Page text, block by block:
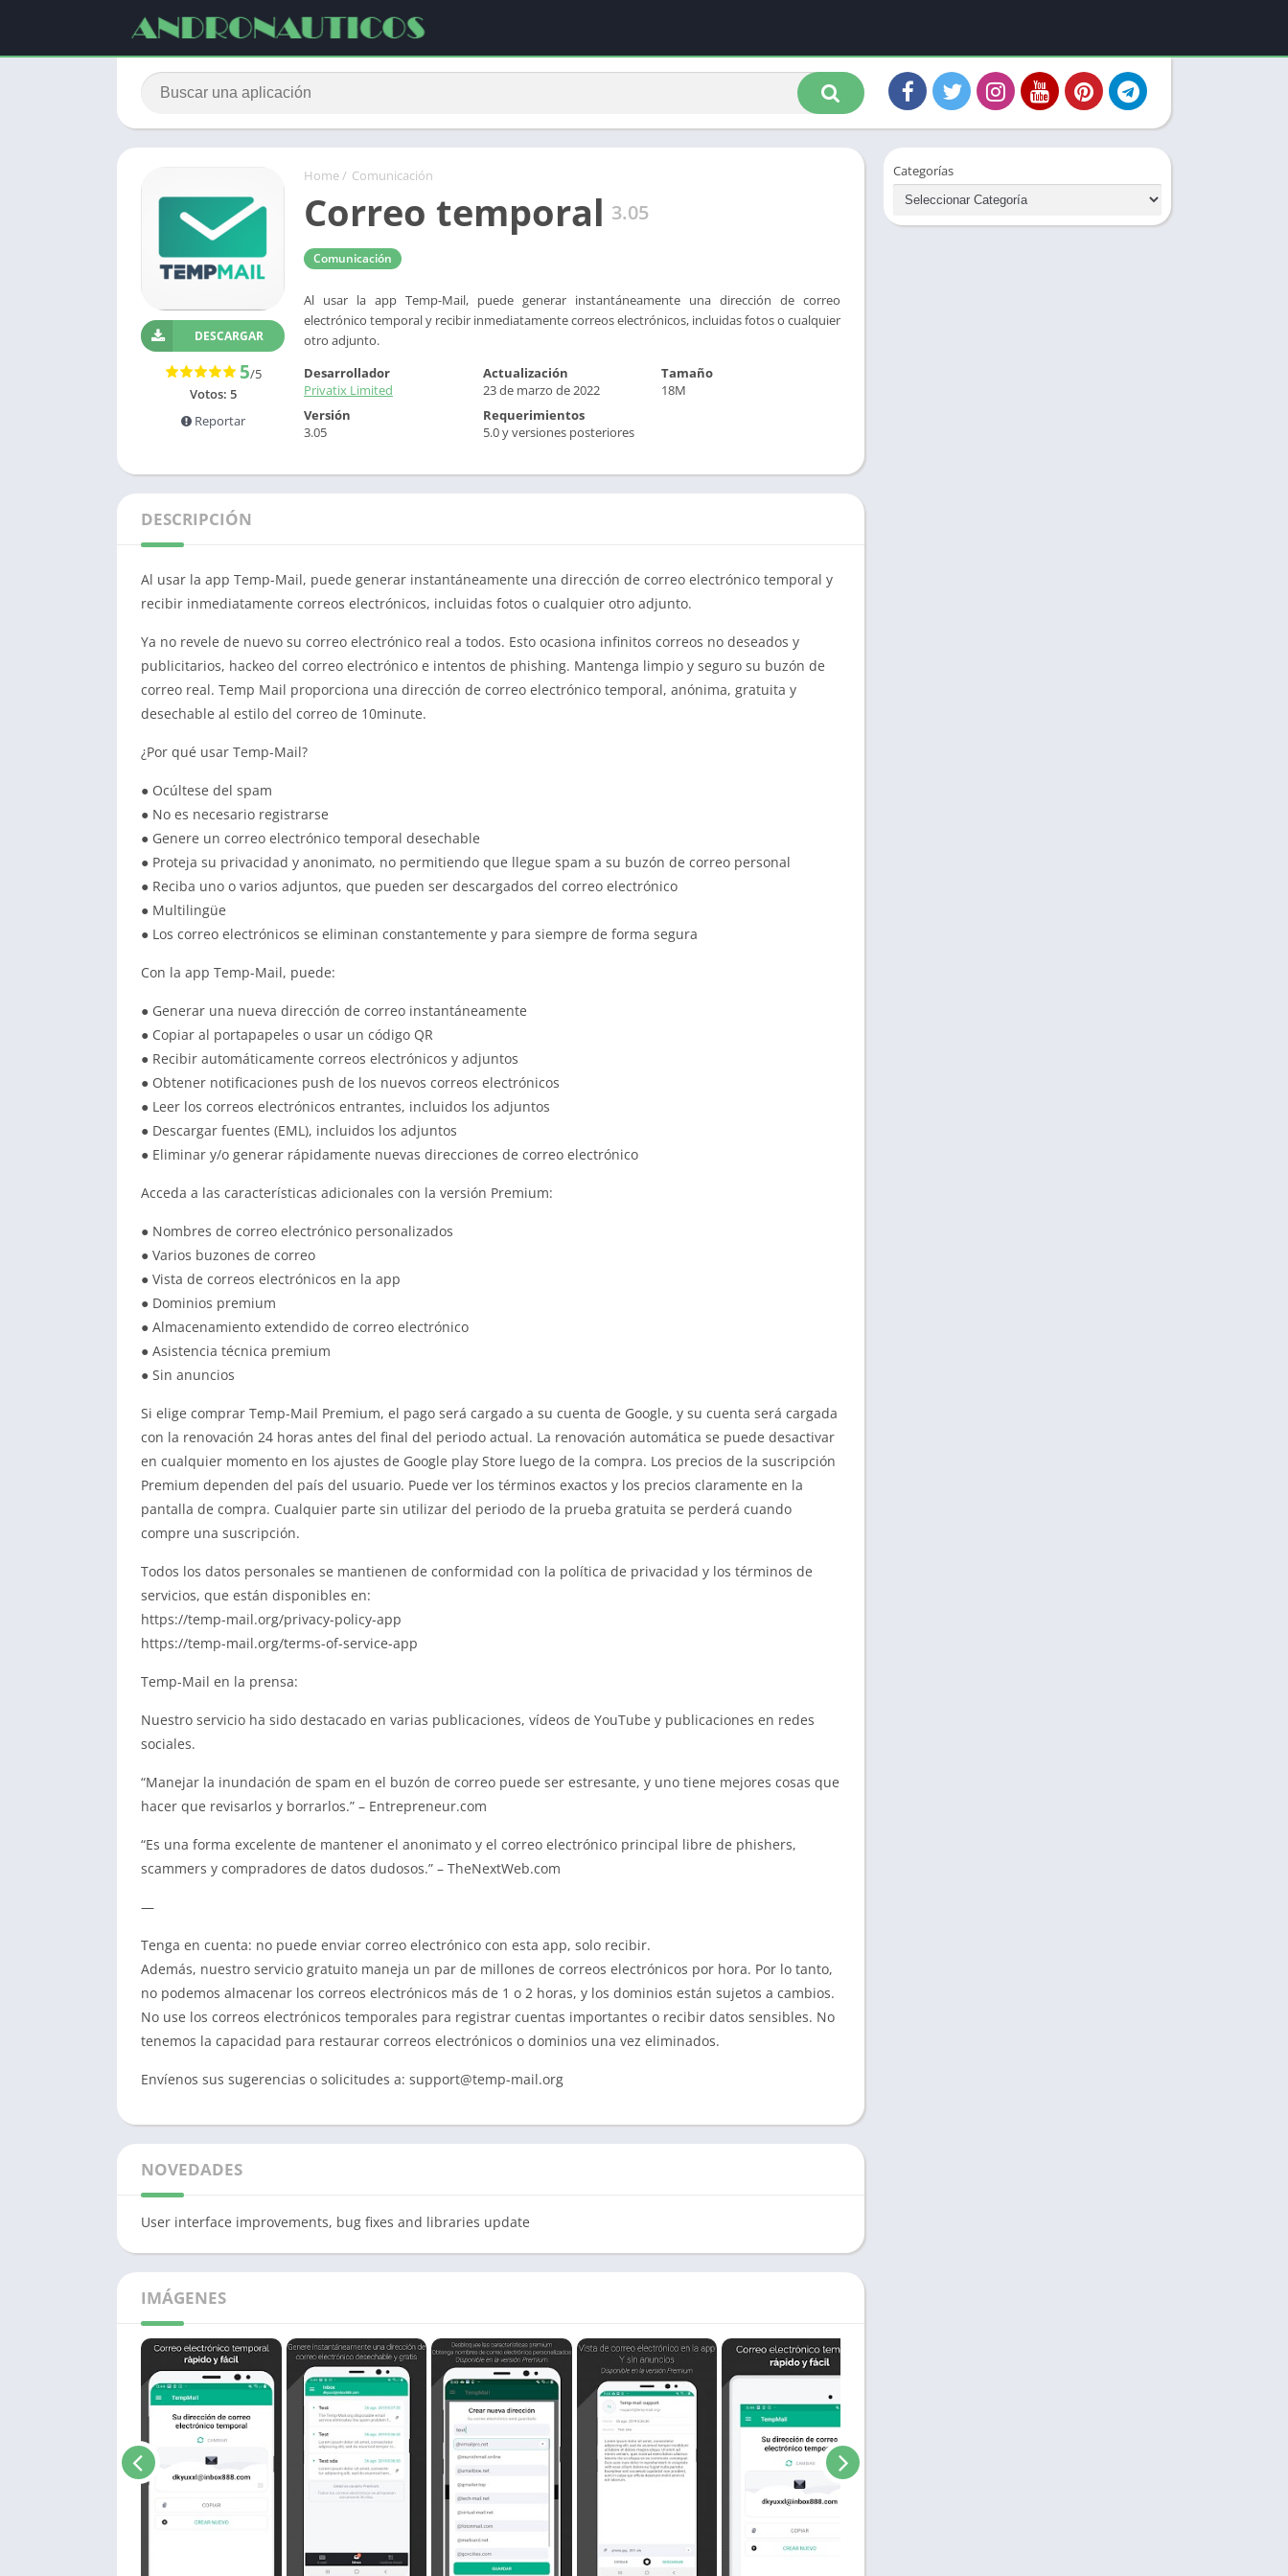
Home/ Comunicación
Correo temporal 3.05
Comunicación
Al usar la app Temp-Mail, puede generar instantáneamente una dirección de correo
electrónico temporal y recibir inmediatamente correos electrónicos, incluidas fotos o cualquier
otro adjunto.
DESCARGAR
5/5
Votos: 5
Reportar
Desarrollador
Privatix Limited
Actualización
23 de marzo de 2022
Tamaño
18M
Versión
3.05
Requerimientos
5.0 y versiones posteriores
DESCRIPCIÓN
Al usar la app Temp-Mail, puede generar instantáneamente una dirección de correo electrónico temporal y
recibir inmediatamente correos electrónicos, incluidas fotos o cualquier otro adjunto.
Ya no revele de nuevo su correo electrónico real a todos. Esto ocasiona infinitos correos no deseados y
publicitarios, hackeo del correo electrónico e intentos de phishing. Mantenga limpio y seguro su buzón de
correo real. Temp Mail proporciona una dirección de correo electrónico temporal, anónima, gratuita y
desechable al estilo del correo de 10minute.
¿Por qué usar Temp-Mail?
● Ocúltese del spam
● No es necesario registrarse
● Genere un correo electrónico temporal desechable
● Proteja su privacidad y anonimato, no permitiendo que llegue spam a su buzón de correo personal
● Reciba uno o varios adjuntos, que pueden ser descargados del correo electrónico
● Multilingüe
● Los correo electrónicos se eliminan constantemente y para siempre de forma segura
Con la app Temp-Mail, puede:
● Generar una nueva dirección de correo instantáneamente
● Copiar al portapapeles o usar un código QR
● Recibir automáticamente correos electrónicos y adjuntos
● Obtener notificaciones push de los nuevos correos electrónicos
● Leer los correos electrónicos entrantes, incluidos los adjuntos
● Descargar fuentes (EML), incluidos los adjuntos
● Eliminar y/o generar rápidamente nuevas direcciones de correo electrónico
Acceda a las características adicionales con la versión Premium:
● Nombres de correo electrónico personalizados
● Varios buzones de correo
● Vista de correos electrónicos en la app
● Dominios premium
● Almacenamiento extendido de correo electrónico
● Asistencia técnica premium
● Sin anuncios
Si elige comprar Temp-Mail Premium, el pago será cargado a su cuenta de Google, y su cuenta será cargada
con la renovación 24 horas antes del final del periodo actual. La renovación automática se puede desactivar
en cualquier momento en los ajustes de Google play Store luego de la compra. Los precios de la suscripción
Premium dependen del país del usuario. Puede ver los términos exactos y los precios claramente en la
pantalla de compra. Cualquier parte sin utilizar del periodo de la prueba gratuita se perderá cuando
compre una suscripción.
Todos los datos personales se mantienen de conformidad con la política de privacidad y los términos de
servicios, que están disponibles en:
https://temp-mail.org/privacy-policy-app
https://temp-mail.org/terms-of-service-app
Temp-Mail en la prensa:
Nuestro servicio ha sido destacado en varias publicaciones, vídeos de YouTube y publicaciones en redes
sociales.
“Manejar la inundación de spam en el buzón de correo puede ser estresante, y uno tiene mejores cosas que
hacer que revisarlos y borrarlos.” – Entrepreneur.com
“Es una forma excelente de mantener el anonimato y el correo electrónico principal libre de phishers,
scammers y compradores de datos dudosos.” – TheNextWeb.com
—
Tenga en cuenta: no puede enviar correo electrónico con esta app, solo recibir.
Además, nuestro servicio gratuito maneja un par de millones de correos electrónicos por hora. Por lo tanto,
no podemos almacenar los correos electrónicos más de 1 o 2 horas, y los dominios están sujetos a cambios.
No use los correos electrónicos temporales para registrar cuentas importantes o recibir datos sensibles. No
tenemos la capacidad para restaurar correos electrónicos o dominios una vez eliminados.
Envíenos sus sugerencias o solicitudes a: support@temp-mail.org
NOVEDADES
User interface improvements, bug fixes and libraries update
IMÁGENES
Categorías